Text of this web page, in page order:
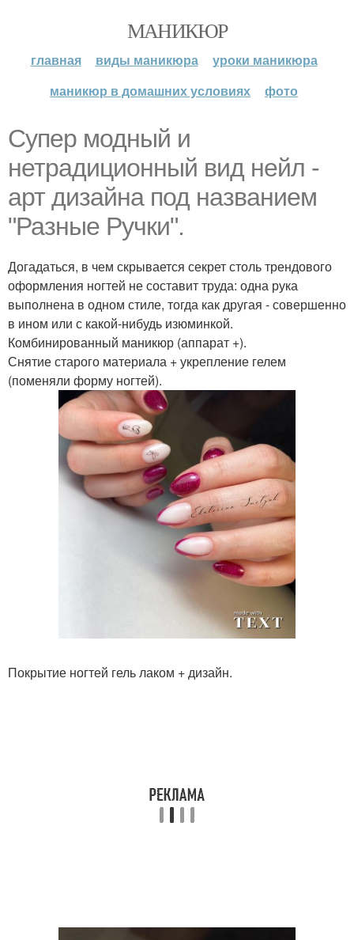
МАНИКЮР
главная виды маникюра
уроки маникюра
маникюр в домашних условиях
фото
Супер модный и
нетрадиционный вид нейл -
арт дизайна под названием
"Разные Ручки".
Догадаться, в чем скрывается секрет столь трендового
оформления ногтей не составит труда: одна рука
выполнена в одном стиле, тогда как другая - совершенно
в ином или с какой-нибудь изюминкой.
Комбинированный маникюр (аппарат +).
Снятие старого материала + укрепление гелем
(поменяли форму ногтей).
Покрытие ногтей гель лаком + дизайн.